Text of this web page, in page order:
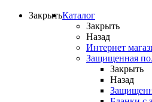
ЗакрытьКаталог
Закрыть
Назад
Интернет
Защищенная
Закрыть
Назад